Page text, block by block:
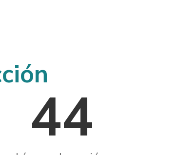
44